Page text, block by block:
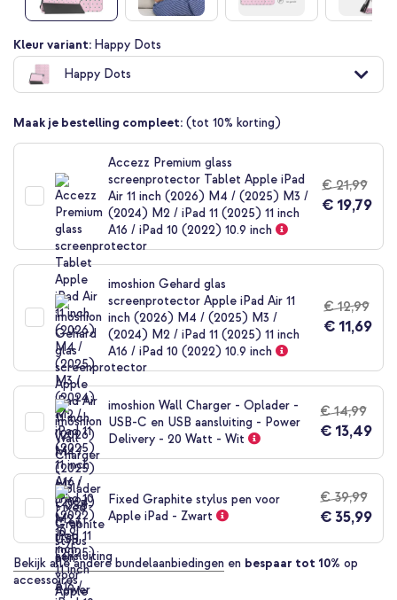
Ga
naar
het
begin
de
afbeeldingen-
Kleur variant: Happy Dots
Happy Dots
Maak je bestelling compleet: (tot 10% korting)
Accezz Premium glass
screenprotector Tablet Apple iPad
Air 11 inch (2026) M4 / (2025) M3 /
(2024) M2 / iPad 11 (2025) 11 inch
A16 / iPad 10 (2022) 10.9 inch
€ 21,99
€ 19,79
imoshion Gehard glas
screenprotector Apple iPad Air 11
inch (2026) M4 / (2025) M3 /
(2024) M2 / iPad 11 (2025) 11 inch
A16 / iPad 10 (2022) 10.9 inch
€ 12,99
€ 11,69
imoshion Wall Charger - Oplader -
USB-C en USB aansluiting - Power
Delivery - 20 Watt - Wit
€ 14,99
€ 13,49
Fixed Graphite stylus pen voor
Apple iPad - Zwart
€ 39,99
€ 35,99
Bekijk alle andere bundelaanbiedingen en bespaar tot 10% op
accessoires